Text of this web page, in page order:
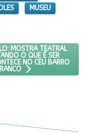
MUSEU
E MILITANTE DE PRETA
EM SÃO PAULO:
MOSTRA TEATRAL
O QUE É SER
NO CEU BARRO